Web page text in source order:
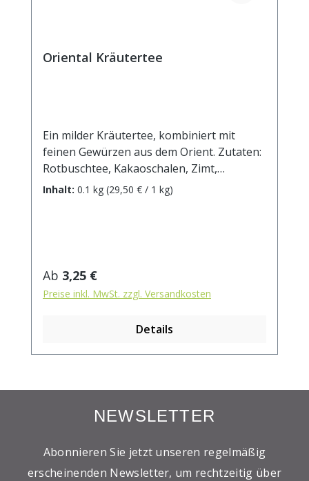
Oriental Kräutertee
Ein milder Kräutertee, kombiniert mit
feinen Gewürzen aus dem Orient. Zutaten:
Rotbuschtee, Kakaoschalen, Zimt,
Brombeerblätter, Orangenschalen,
Inhalt: 0.1 kg (29,50 € / 1 kg)
Regulärer Preis:
Ab 3,25 €
Preise inkl. MwSt. zzgl. Versandkosten
Details
NEWSLETTER
Abonnieren Sie jetzt unseren regelmäßig
erscheinenden Newsletter, um rechtzeitig über